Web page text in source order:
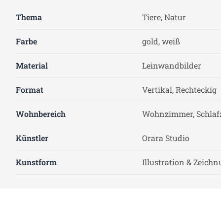
Thema Tiere, Natur
Farbe gold, weiß
Material Leinwandbilder
Format Vertikal, Rechteckig
Wohnbereich Wohnzimmer,
Künstler Orara Studio
Kunstform Illustration &